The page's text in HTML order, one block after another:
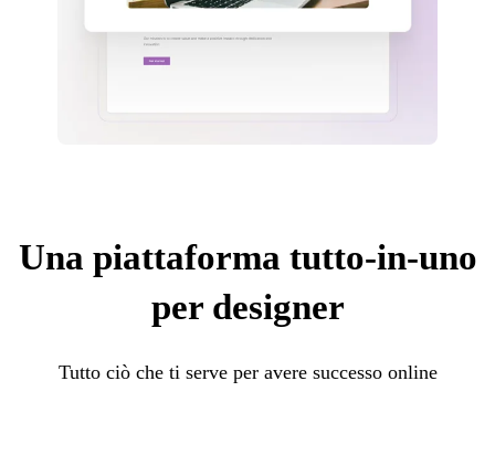
Una piattaforma tutto-in-uno
per designer
Tutto ciò che ti serve per avere successo online